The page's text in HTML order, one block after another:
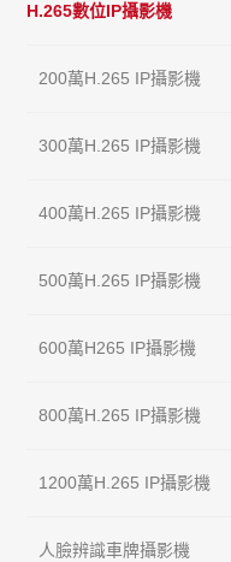
H.265數位IP攝影機
200萬H.265 IP攝影機
300萬H.265 IP攝影機
400萬H.265 IP攝影機
500萬H.265 IP攝影機
600萬H265 IP攝影機
800萬H.265 IP攝影機
1200萬H.265 IP攝影機
人臉辨識車牌攝影機